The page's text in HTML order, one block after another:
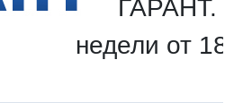
ГАРАНТ.
недели от